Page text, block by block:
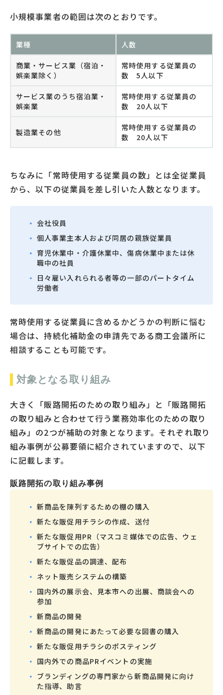
小規模事業者の範囲は次のとおりです。
業種 人数
商業・サービス業（宿泊・
娯楽業除く）
常時使用する従業員の
数 5人以下
サービス業のうち宿泊業・
娯楽業
常時使用する従業員の
数 20人以下
製造業その他
常時使用する従業員の
数 20人以下
ちなみに「常時使用する従業員の数」とは全従業員
から、以下の従業員を差し引いた人数となります。
会社役員
個人事業主本人および同居の親族従業員
育児休業中・介護休業中、傷病休業中または休
職中の社員
日々雇い入れられる者等の一部のパートタイム
労働者
常時使用する従業員に含めるかどうかの判断に悩む
場合は、持続化補助金の申請先である商工会議所に
相談することも可能です。
対象となる取り組み
大きく「販路開拓のための取り組み」と「販路開拓
の取り組みと合わせて行う業務効率化のための取り
組み」の2つが補助の対象となります。それぞれ取り
組み事例が公募要領に紹介されていますので、以下
に記載します。
販路開拓の取り組み事例
新商品を陳列するための棚の購入
新たな販促用チラシの作成、送付
新たな販促用PR（マスコミ媒体での広告、ウェ
ブサイトでの広告）
新たな販促品の調達、配布
ネット販売システムの構築
国内外の展示会、見本市への出展、商談会への
参加
新商品の開発
新商品の開発にあたって必要な図書の購入
新たな販促用チラシのポスティング
国内外での商品PRイベントの実施
ブランディングの専門家から新商品開発に向け
た指導、助言